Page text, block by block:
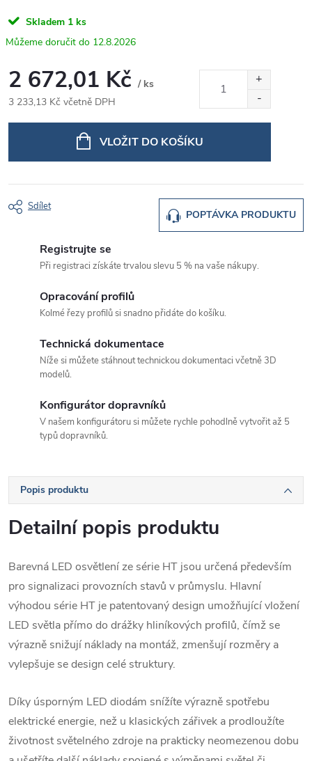
Skladem 1 ks
12.8.2026
2 672,01 Kč / ks
3 233,13 Kč včetně DPH
VLOŽIT DO KOŠÍKU
POPTÁVKA PRODUKTU
Sdílet
Registrujte se
Při registraci získáte trvalou slevu 5 % na vaše nákupy.
Opracování profilů
Kolmé řezy profilů si snadno přidáte do košíku.
Technická dokumentace
Níže si můžete stáhnout technickou dokumentaci včetně 3D
modelů.
Konfigurátor dopravníků
V našem konfigurátoru si můžete rychle pohodlně vytvořit až 5
typů dopravníků.
Popis produktu
Detailní popis produktu
Barevná LED osvětlení ze série HT jsou určená především
pro signalizaci provozních stavů v průmyslu. Hlavní
výhodou série HT je patentovaný design umožňující vložení
LED světla přímo do drážky hliníkových profilů, čímž se
výrazně snižují náklady na montáž, zmenšují rozměry a
vylepšuje se design celé struktury.
Díky úsporným LED diodám snížíte výrazně spotřebu
elektrické energie, než u klasických zářivek a prodloužíte
životnost světelného zdroje na prakticky neomezenou dobu